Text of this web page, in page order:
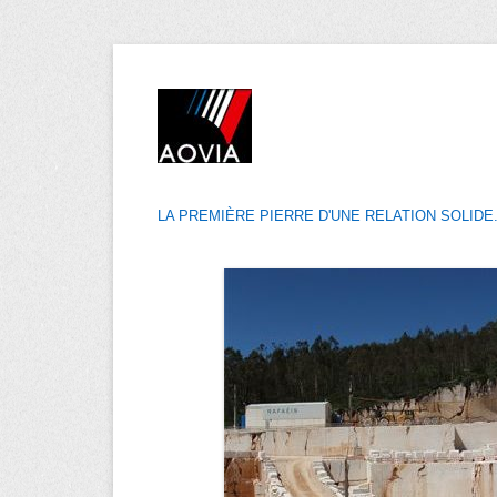
LA PREMIÈRE PIERRE D'UNE RELATION SOLIDE.